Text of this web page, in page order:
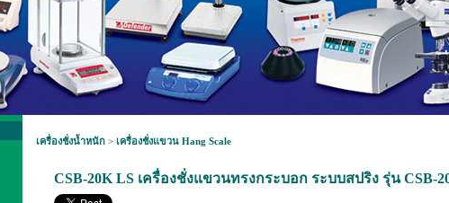
เครื่องชั่งน้ำหนัก > เครื่องชั่งแขวน Hang Scale
CSB-20K LS เครื่องชั่งแขวนทรงกระบอก ระบบสปริง รุ่น CSB-